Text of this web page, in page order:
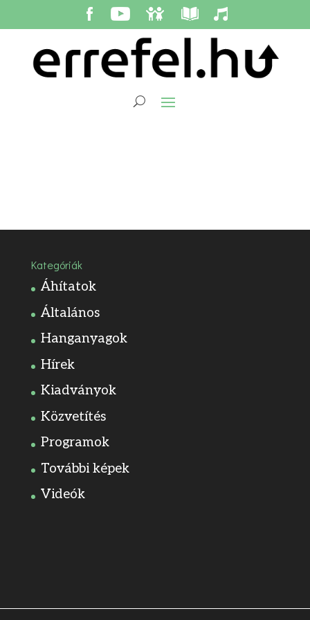
Kategóriák
Áhítatok
Általános
Hanganyagok
Hírek
Kiadványok
Közvetítés
Programok
További képek
Videók